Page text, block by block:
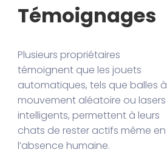
Témoignages
Plusieurs propriétaires
témoignent que les jouets
automatiques, tels que balles à
mouvement aléatoire ou lasers
intelligents, permettent à leurs
chats de rester actifs même en
l’absence humaine.